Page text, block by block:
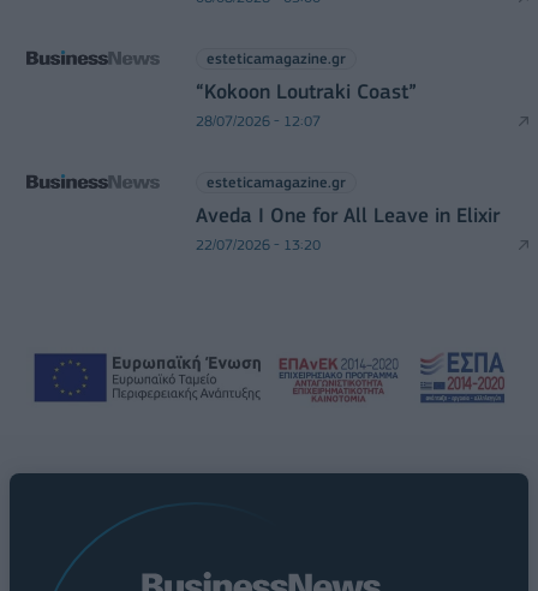
esteticamagazine.gr
“Kokoon Loutraki Coast”
28/07/2026 - 12:07
esteticamagazine.gr
Aveda I One for All Leave in Elixir
22/07/2026 - 13:20